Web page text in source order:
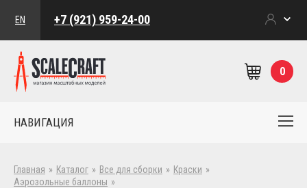
EN +7 (921) 959-24-00
0
НАВИГАЦИЯ
Главная » Каталог » Все для сборки » Краски »
Аэрозольные баллоны »